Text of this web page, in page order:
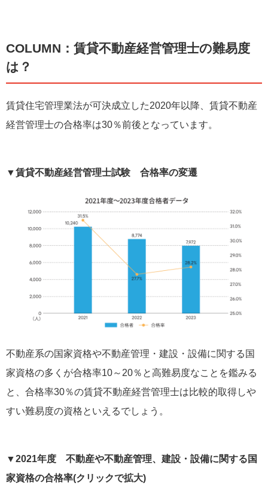
COLUMN：賃貸不動産経営管理士の難易度
は？
賃貸住宅管理業法が可決成立した2020年以降、賃貸不動産
経営管理士の合格率は30％前後となっています。
▼賃貸不動産経営管理士試験 合格率の変遷
不動産系の国家資格や不動産管理・建設・設備に関する国
家資格の多くが合格率10～20％と高難易度なことを鑑みる
と、合格率30％の賃貸不動産経営管理士は比較的取得しや
すい難易度の資格といえるでしょう。
▼2021年度 不動産や不動産管理、建設・設備に関する国
家資格の合格率(クリックで拡大)